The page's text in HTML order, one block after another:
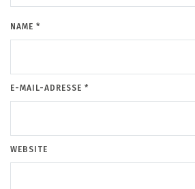
NAME *
E-MAIL-ADRESSE *
WEBSITE